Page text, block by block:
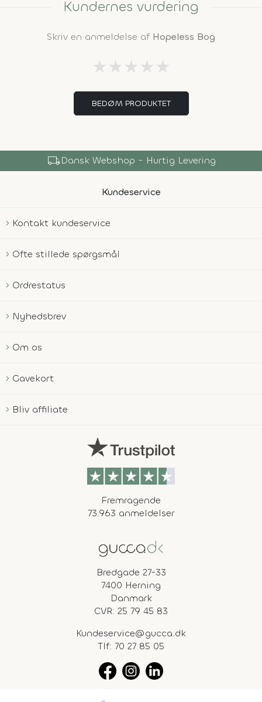
Kundernes vurdering
Skriv en anmeldelse af Hopeless Bog
★ ★ ★ ★ ★
BEDØM PRODUKTET
local_shippingDansk Webshop - Hurtig Levering
Kundeservice
Kontakt kundeservice
Ofte stillede spørgsmål
Ordrestatus
Nyhedsbrev
Om os
Gavekort
Bliv affiliate
Fremragende
73.963 anmeldelser
Bredgade 27-33
7400 Herning
Danmark
CVR: 25 79 45 83
Kundeservice@gucca.dk
Tlf: 70 27 85 05